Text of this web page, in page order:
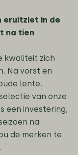
eruitziet in de
na tien
kwaliteit zich
Na vorst en
lente.
van onze
een investering,
na
de merken te